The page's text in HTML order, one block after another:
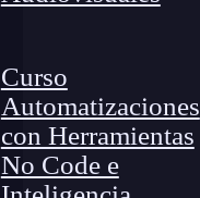
Curso
Automatizaciones
con Herramientas
No Code e